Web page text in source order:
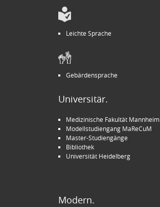
Leichte Sprache
Gebärdensprache
Universitär.
Medizinische Fakultät Mannheim
Modellstudiengang MaReCuM
Master-Studiengänge
Bibliothek
Universität Heidelberg
Modern.